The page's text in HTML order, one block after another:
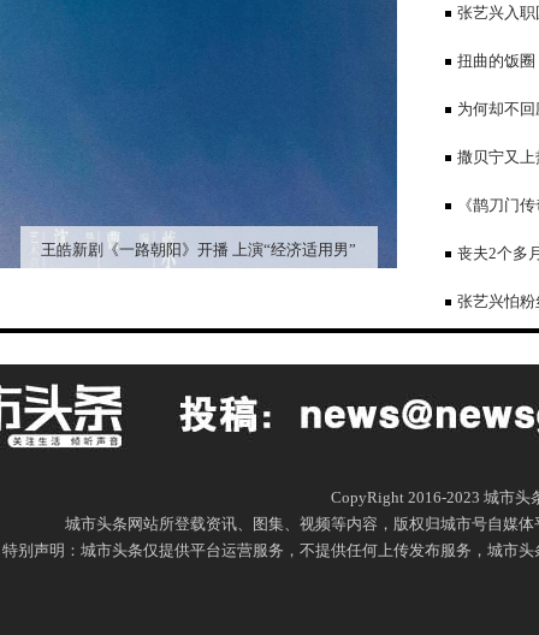
王皓新剧《一路朝阳》开播 上演“经济适用男”
仙侠剧里演
张艺兴入
传，疑似没
扭曲的饭
票卖身黄牛
为何却不
撒贝宁又
行李，俩娃
《鹊刀门
成暑期档大
丧夫2个多
比V引争议！
张艺兴怕
CopyRight 2016-2023 城市头
城市头条网站所登载资讯、图集、视频等内容，版权归城市号自媒
特别声明：城市头条仅提供平台运营服务，不提供任何上传发布服务，城市